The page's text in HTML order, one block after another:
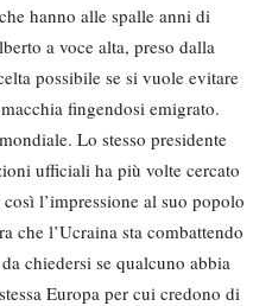
hanno alle spalle anni di
a voce alta, preso dalla
possibile se si vuole evitare
fingendosi emigrato.
Lo stesso presidente
ufficiali ha più volte cercato
l’impressione al suo popolo
che l’Ucraina sta combattendo
chiedersi se qualcuno abbia
Europa per cui credono di